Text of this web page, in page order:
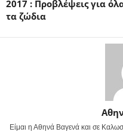
2017 : Προβλέψεις για
τα ζώδια
Είμαι η Αθηνά Βαγενά και σε